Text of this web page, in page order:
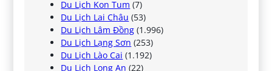
Du Lịch Kon Tum (7)
Du Lịch Lai Châu (53)
Du Lịch Lâm Đồng (1.996)
Du Lịch Lạng Sơn (253)
Du Lịch Lào Cai (1.192)
Du Lịch Long An (22)